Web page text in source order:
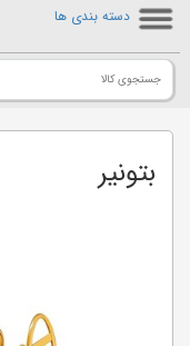
دسته بندی ها
بتونیر